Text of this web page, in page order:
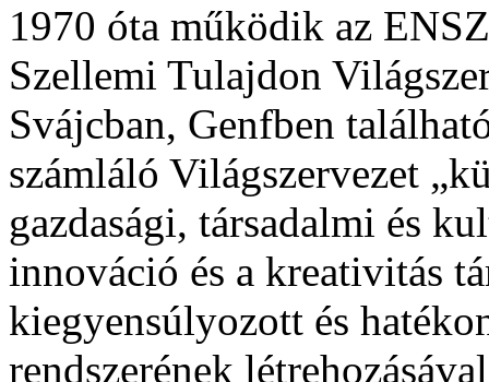
1970 óta működik az
Szellemi Tulajdon
Svájcban, Genfben
számláló Világszervezet
gazdasági, társadalmi és
innováció és a kreativitás
kiegyensúlyozott és
rendszerének